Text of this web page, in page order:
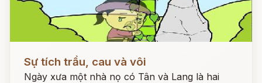
Sự tích trầu, cau và vôi
Ngày xưa một nhà nọ có Tân và Lang là hai